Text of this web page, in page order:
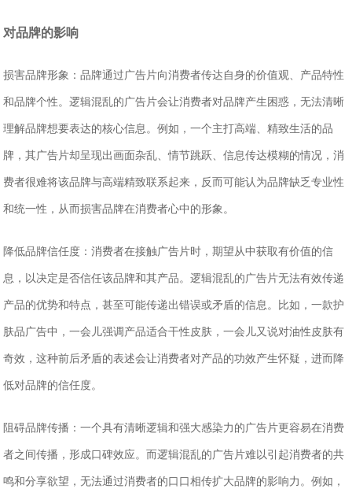
对品牌的影响
‌损害品牌形象‌：品牌通过广告片向消费者传达自身的价值观、产品特性
和品牌个性。逻辑混乱的广告片会让消费者对品牌产生困惑，无法清晰
理解品牌想要表达的核心信息。例如，一个主打高端、精致生活的品
牌，其广告片却呈现出画面杂乱、情节跳跃、信息传达模糊的情况，消
费者很难将该品牌与高端精致联系起来，反而可能认为品牌缺乏专业性
和统一性，从而损害品牌在消费者心中的形象。
‌降低品牌信任度‌：消费者在接触广告片时，期望从中获取有价值的信
息，以决定是否信任该品牌和其产品。逻辑混乱的广告片无法有效传递
产品的优势和特点，甚至可能传递出错误或矛盾的信息。比如，一款护
肤品广告中，一会儿强调产品适合干性皮肤，一会儿又说对油性皮肤有
奇效，这种前后矛盾的表述会让消费者对产品的功效产生怀疑，进而降
低对品牌的信任度。
‌阻碍品牌传播‌：一个具有清晰逻辑和强大感染力的广告片更容易在消费
者之间传播，形成口碑效应。而逻辑混乱的广告片难以引起消费者的共
鸣和分享欲望，无法通过消费者的口口相传扩大品牌的影响力。例如，